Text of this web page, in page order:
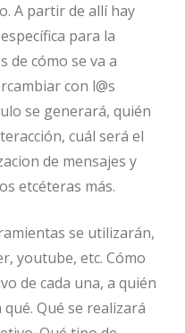
A partir de allí hay
para la
de cómo se va a
con l@s
se generará, quién
cuál será el
de mensajes y
etcéteras más.
se utilizarán,
youtube, etc. Cómo
de cada una, a quién
Qué se realizará